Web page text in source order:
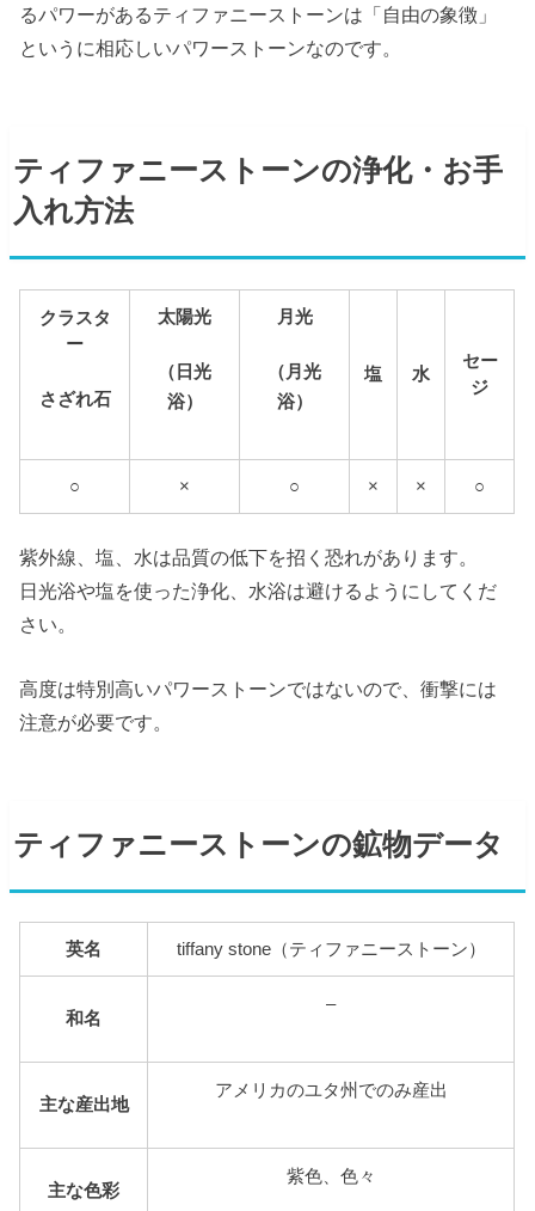
るパワーがあるティファニーストーンは「自由の象徴」
というに相応しいパワーストーンなのです。
ティファニーストーンの浄化・お手
入れ方法
クラスタ
ー
さざれ石
太陽光
（日光
浴）
月光
（月光
浴）
塩 水
セー
ジ
○ × ○ × × ○
紫外線、塩、水は品質の低下を招く恐れがあります。
日光浴や塩を使った浄化、水浴は避けるようにしてくだ
さい。
高度は特別高いパワーストーンではないので、衝撃には
注意が必要です。
ティファニーストーンの鉱物データ
英名 tiffany stone（ティファニーストーン）
和名
–
主な産出地
アメリカのユタ州でのみ産出
主な色彩
紫色、色々